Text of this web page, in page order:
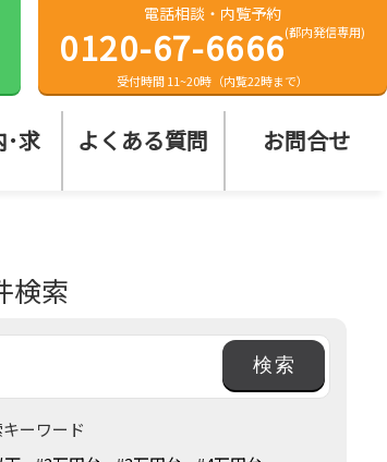
電話相談・内覧予約
0120-67-6666(都内発信専用)
受付時間 11~20時（内覧22時まで）
･求 よくある質問 お問合せ
検索
ーワード